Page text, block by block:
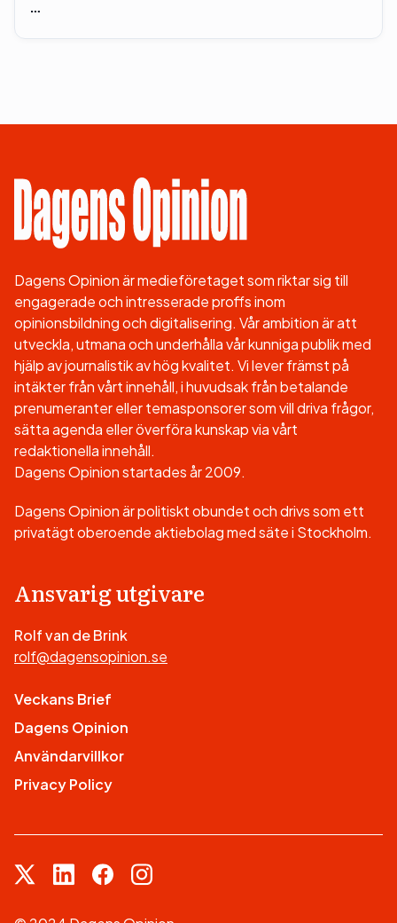
…
Dagens Opinion är medieföretaget som riktar sig till
engagerade och intresserade proffs inom
opinionsbildning och digitalisering. Vår ambition är att
utveckla, utmana och underhålla vår kunniga publik med
hjälp av journalistik av hög kvalitet. Vi lever främst på
intäkter från vårt innehåll, i huvudsak från betalande
prenumeranter eller temasponsorer som vill driva frågor,
sätta agenda eller överföra kunskap via vårt
redaktionella innehåll.
Dagens Opinion startades år 2009.
Dagens Opinion är politiskt obundet och drivs som ett
privatägt oberoende aktiebolag med säte i Stockholm.
Ansvarig utgivare
Rolf van de Brink
rolf@dagensopinion.se
Veckans Brief
Dagens Opinion
Användarvillkor
Privacy Policy